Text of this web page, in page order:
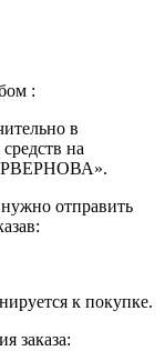
:
в
на
отправить
к покупке.
заказа: